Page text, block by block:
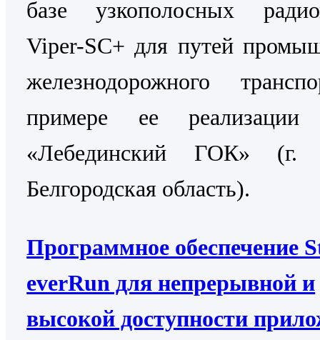
базе узкополосных
Viper-SC+ для путей
железнодорожного
примере ее
«Лебединский ГОК» (г.
Белгородская область).
Программное обеспечение
everRun для непрерывной и
высокой доступности